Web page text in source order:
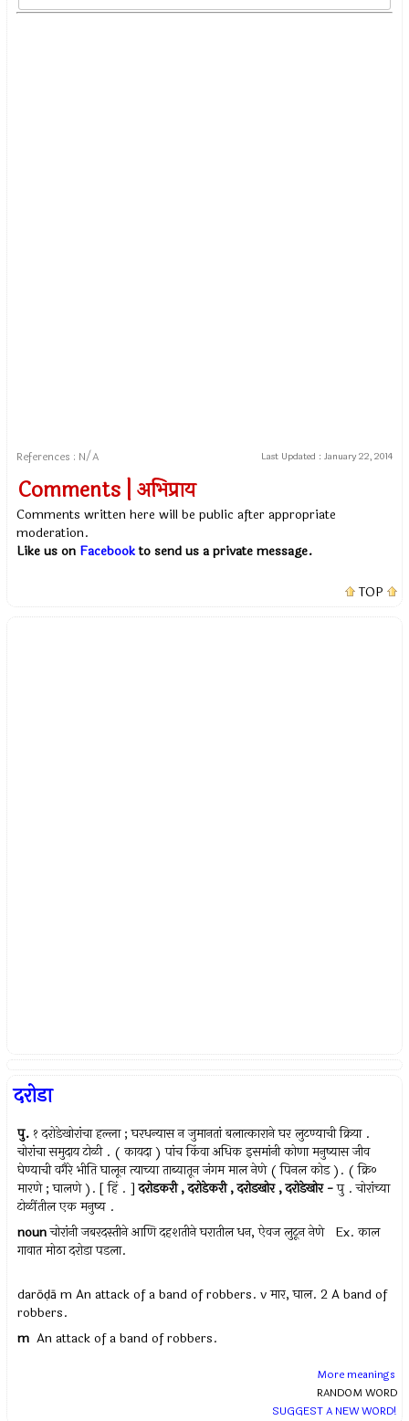
References : N/A Last Updated : January 22, 2014
Comments | अभिप्राय
Comments written here will be public after appropriate
moderation.
Like us on Facebookto send us a private message.
TOP
दरोडा
पु. १ दरोडेखोरांचा हल्ला ; घरधन्यास न जुमानतां बलात्काराने घर लुटण्याची क्रिया .
चोरांचा समुदाय टोळी . ( कायदा ) पांच किंवा अधिक इसमांनी कोणा मनुष्यास जीव
घेण्याची वगैरे भीति घालून त्याच्या ताब्यातून जंगम माल नेणे ( पिनल कोड ). ( क्रि०
मारणे ; घालणे ). [ हिं . ]दरोडकरी , दरोडेकरी , दरोडखोर , दरोडेखोर -पु . चोरांच्या
टोळींतील एक मनुष्य .
noun चोरांनी जबरदस्तीने आणि दहशतीने घरातील धन, ऐवज लुटून नेणे Ex.काल
गावात मोठा दरोडा पडला.
darōḍā m An attack of a band of robbers. v मार, घाल. 2 A band of
robbers.
m An attack of a band of robbers.
More meanings
RANDOM WORD
SUGGEST A NEW WORD!